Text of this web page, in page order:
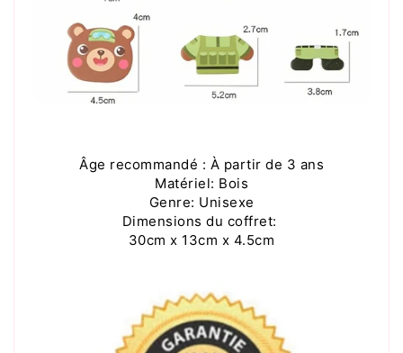
Âge recommandé : À partir de 3 ans
Matériel: Bois
Genre: Unisexe
Dimensions du coffret:
30cm x 13cm x 4.5cm